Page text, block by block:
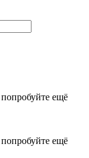
ещё
ещё